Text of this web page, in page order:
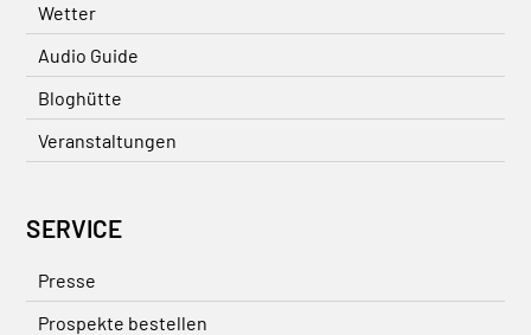
Wetter
Audio Guide
Bloghütte
Veranstaltungen
SERVICE
Presse
Prospekte bestellen